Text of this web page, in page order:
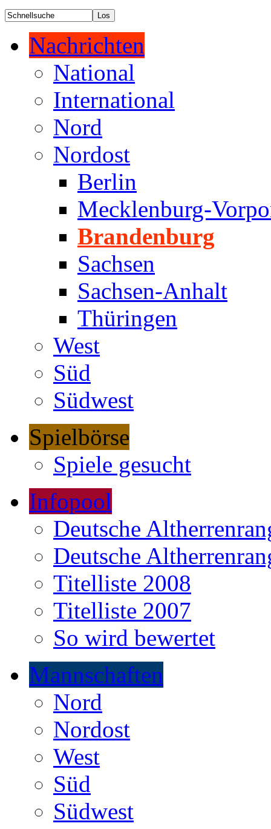
Nachrichten
National
International
Nord
Nordost
Berlin
Mecklenburg-
Brandenburg
Sachsen
Sachsen-Anhalt
Thüringen
West
Süd
Südwest
Spielbörse
Spiele gesucht
Infopool
Deutsche
Deutsche
Titelliste 2008
Titelliste 2007
So wird bewertet
Mannschaften
Nord
Nordost
West
Süd
Südwest